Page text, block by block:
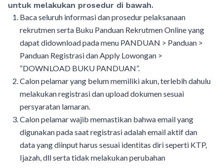
untuk melakukan prosedur di bawah.
Baca seluruh informasi dan prosedur pelaksanaan
rekrutmen serta Buku Panduan Rekrutmen Online yang
dapat didownload pada menu PANDUAN > Panduan >
Panduan Registrasi dan Apply Lowongan >
“DOWNLOAD BUKU PANDUAN”.
Calon pelamar yang belum memiliki akun, terlebih dahulu
melakukan registrasi dan upload dokumen sesuai
persyaratan lamaran.
Calon pelamar wajib memastikan bahwa email yang
digunakan pada saat registrasi adalah email aktif dan
data yang diinput harus sesuai identitas diri seperti KTP,
Ijazah, dll serta tidak melakukan perubahan